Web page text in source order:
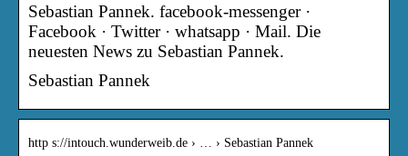
Sebastian Pannek. facebook-messenger ·
Facebook · Twitter · whatsapp · Mail. Die
neuesten News zu Sebastian Pannek.
Sebastian Pannek
http s://intouch.wunderweib.de › … › Sebastian Pannek